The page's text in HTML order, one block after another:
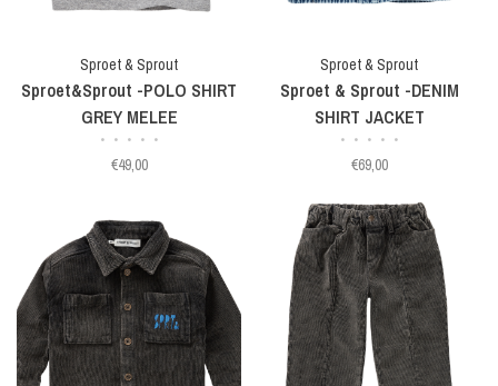
Sproet & Sprout
Sproet&Sprout -POLO SHIRT
GREY MELEE
• • • • •
€49,00
Sproet & Sprout
Sproet & Sprout -DENIM
SHIRT JACKET
• • • • •
€69,00